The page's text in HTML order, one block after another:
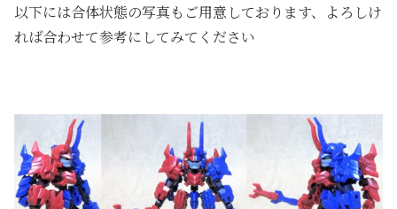
以下には合体状態の写真もご用意しております、よろしけ
れば合わせて参考にしてみてください